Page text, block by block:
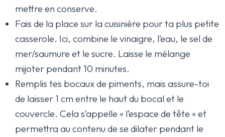
mettre en conserve.
Fais de la place sur la cuisinière pour ta plus petite
casserole. Ici, combine le vinaigre, l’eau, le sel de
mer/saumure et le sucre. Laisse le mélange
mijoter pendant 10 minutes.
Remplis tes bocaux de piments, mais assure-toi
de laisser 1 cm entre le haut du bocal et le
couvercle. Cela s’appelle « l’espace de tête » et
permettra au contenu de se dilater pendant le